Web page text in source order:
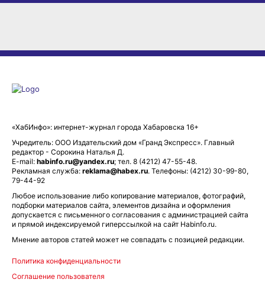
«ХабИнфо»: интернет-журнал города Хабаровска 16+
Учредитель: ООО Издательский дом «Гранд Экспресс». Главный
редактор - Сорокина Наталья Д.
E-mail: habinfo.ru@yandex.ru; тел. 8 (4212) 47-55-48.
Рекламная служба: reklama@habex.ru. Телефоны: (4212) 30-99-80,
79-44-92
Любое использование либо копирование материалов, фотографий,
подборки материалов сайта, элементов дизайна и оформления
допускается с письменного согласования с администрацией сайта
и прямой индексируемой гиперссылкой на сайт Habinfo.ru.
Мнение авторов статей может не совпадать с позицией редакции.
Политика конфиденциальности
Соглашение пользователя